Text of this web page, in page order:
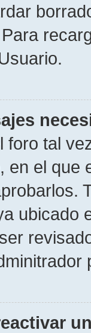
foro tal
en el
ubicado